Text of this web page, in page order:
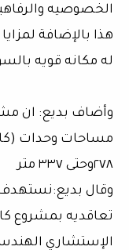
الخصوصيه
هذا بالإضافة
له مكانه قويه
مساحات وحدات
٢٧٨وحتى ٣٣٧ متر
وقال بديع:نستهدف
تعاقديه بمشروع